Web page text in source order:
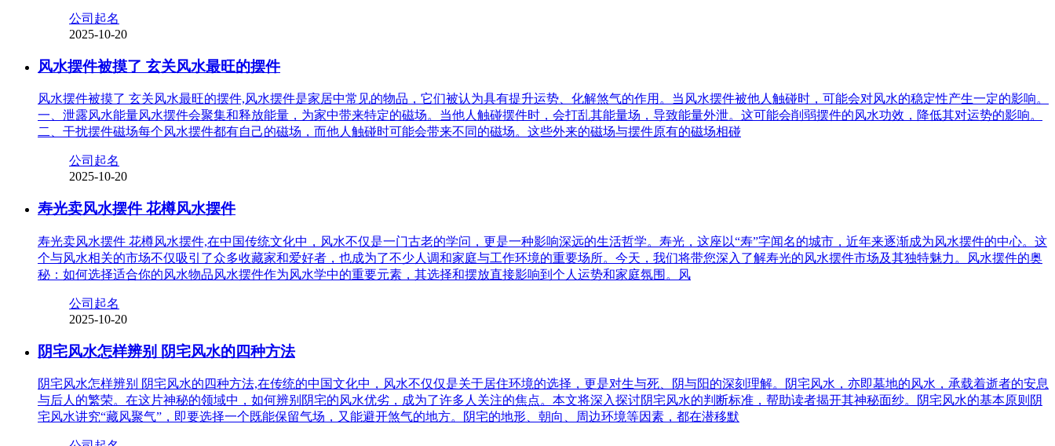
公司起名
2025-10-20
风水摆件被摸了 玄关风水最旺的摆件
风水摆件被摸了 玄关风水最旺的摆件,风水摆件是家居中常见的物品，它们被认为具有提升运势、化解煞气的作用。当风水摆件被他人触碰时，可能会对风水的稳定性产生一定的影响。
一、泄露风水能量风水摆件会聚集和释放能量，为家中带来特定的磁场。当他人触碰摆件时，会打乱其能量场，导致能量外泄。这可能会削弱摆件的风水功效，降低其对运势的影响。
二、干扰摆件磁场每个风水摆件都有自己的磁场，而他人触碰时可能会带来不同的磁场。这些外来的磁场与摆件原有的磁场相碰
公司起名
2025-10-20
寿光卖风水摆件 花樽风水摆件
寿光卖风水摆件 花樽风水摆件,在中国传统文化中，风水不仅是一门古老的学问，更是一种影响深远的生活哲学。寿光，这座以“寿”字闻名的城市，近年来逐渐成为风水摆件的中心。这
个与风水相关的市场不仅吸引了众多收藏家和爱好者，也成为了不少人调和家庭与工作环境的重要场所。今天，我们将带您深入了解寿光的风水摆件市场及其独特魅力。风水摆件的奥
秘：如何选择适合你的风水物品风水摆件作为风水学中的重要元素，其选择和摆放直接影响到个人运势和家庭氛围。风
公司起名
2025-10-20
阴宅风水怎样辨别 阴宅风水的四种方法
阴宅风水怎样辨别 阴宅风水的四种方法,在传统的中国文化中，风水不仅仅是关于居住环境的选择，更是对生与死、阴与阳的深刻理解。阴宅风水，亦即墓地的风水，承载着逝者的安息
与后人的繁荣。在这片神秘的领域中，如何辨别阴宅的风水优劣，成为了许多人关注的焦点。本文将深入探讨阴宅风水的判断标准，帮助读者揭开其神秘面纱。阴宅风水的基本原则阴
宅风水讲究“藏风聚气”，即要选择一个既能保留气场，又能避开煞气的地方。阴宅的地形、朝向、周边环境等因素，都在潜移默